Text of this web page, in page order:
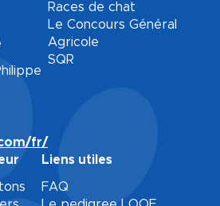
fr/
Races de chat
Le Concours Général
Agricole
SQR
Liens utiles
FAQ